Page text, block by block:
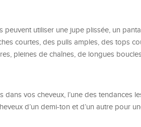
peuvent utiliser une jupe plissée, un
courtes, des pulls amples, des tops
pleines de chaînes, de longues
dans vos cheveux, l’une des tendances
d’un demi-ton et d’un autre pour